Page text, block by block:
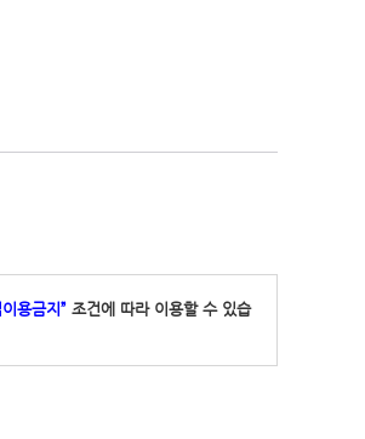
용금지” 조건에 따라 이용할 수 있습